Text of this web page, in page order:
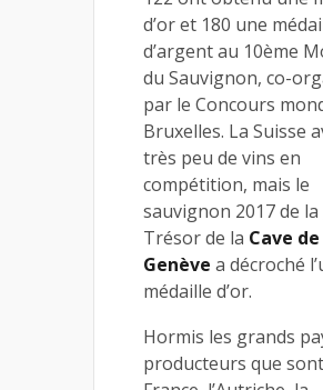
d’or et 180 une
d’argent au 10ème
du Sauvignon, co-
par le Concours
Bruxelles. La Suisse
très peu de vins en
compétition, mais le
sauvignon 2017 de
Trésor de la Cave de
Genève a décroché
médaille d’or.
Hormis les grands
producteurs que